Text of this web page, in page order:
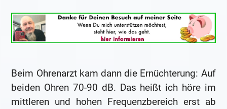
Beim Ohrenarzt kam dann die Ernüchterung: Auf
beiden Ohren 70-90 dB. Das heißt ich höre im
mittleren und hohen Frequenzbereich erst ab